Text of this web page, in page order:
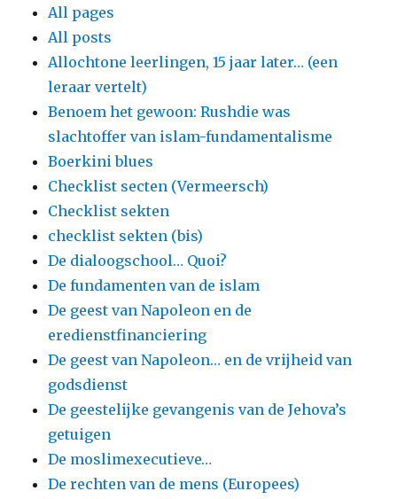
All pages
All posts
Allochtone leerlingen, 15 jaar later… (een
leraar vertelt)
Benoem het gewoon: Rushdie was
slachtoffer van islam-fundamentalisme
Boerkini blues
Checklist secten (Vermeersch)
Checklist sekten
checklist sekten (bis)
De dialoogschool… Quoi?
De fundamenten van de islam
De geest van Napoleon en de
eredienstfinanciering
De geest van Napoleon… en de vrijheid van
godsdienst
De geestelijke gevangenis van de Jehova’s
getuigen
De moslimexecutieve…
De rechten van de mens (Europees)